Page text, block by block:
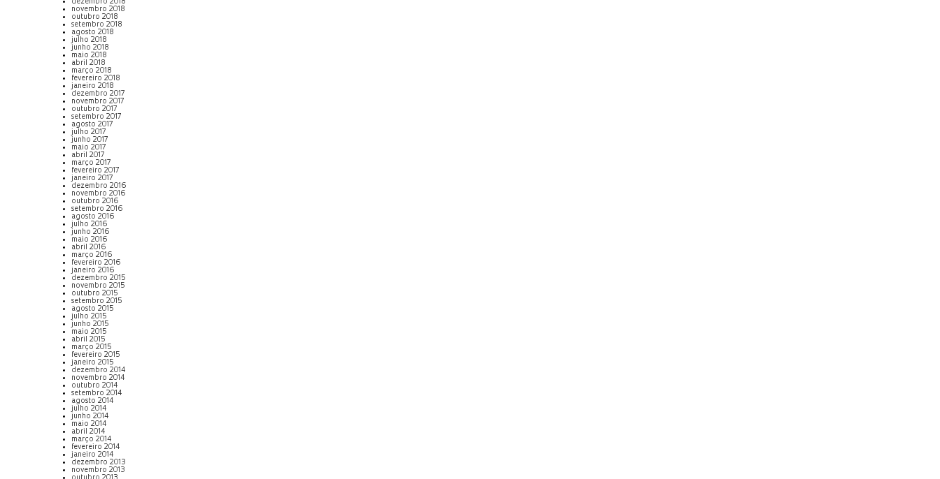
dezembro 2018
novembro 2018
outubro 2018
setembro 2018
agosto 2018
julho 2018
junho 2018
maio 2018
abril 2018
março 2018
fevereiro 2018
janeiro 2018
dezembro 2017
novembro 2017
outubro 2017
setembro 2017
agosto 2017
julho 2017
junho 2017
maio 2017
abril 2017
março 2017
fevereiro 2017
janeiro 2017
dezembro 2016
novembro 2016
outubro 2016
setembro 2016
agosto 2016
julho 2016
junho 2016
maio 2016
abril 2016
março 2016
fevereiro 2016
janeiro 2016
dezembro 2015
novembro 2015
outubro 2015
setembro 2015
agosto 2015
julho 2015
junho 2015
maio 2015
abril 2015
março 2015
fevereiro 2015
janeiro 2015
dezembro 2014
novembro 2014
outubro 2014
setembro 2014
agosto 2014
julho 2014
junho 2014
maio 2014
abril 2014
março 2014
fevereiro 2014
janeiro 2014
dezembro 2013
novembro 2013